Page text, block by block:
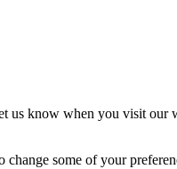
us know when you visit
some of your